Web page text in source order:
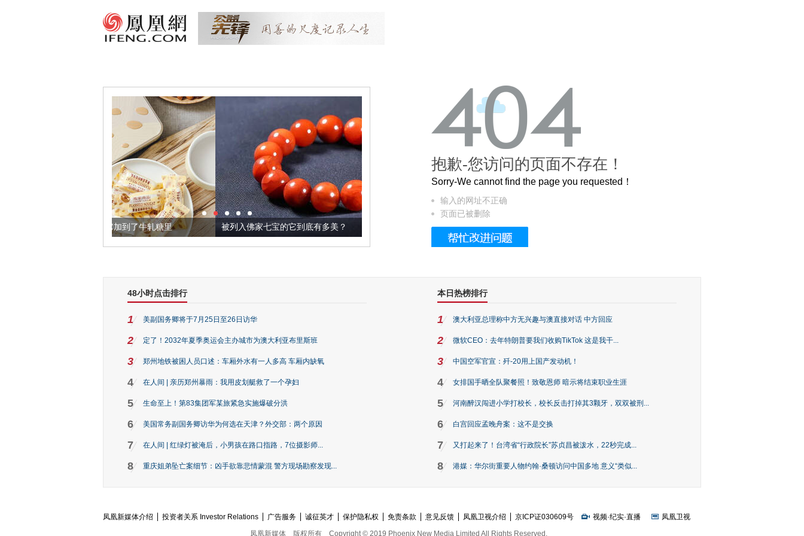
被列入佛家七宝的它到底有多美？ 这个3.2米的长卷，还原了600岁的紫禁城
抱歉-您访问的页面不存在！
Sorry-We cannot find the page you requested！
输入的网址不正确
页面已被删除
48小时点击排行
1 美副国务卿将于7月25日至26日访华
2 定了！2032年夏季奥运会主办城市为澳大利亚布里斯班
3 郑州地铁被困人员口述：车厢外水有一人多高 车厢内缺氧
4 在人间 | 亲历郑州暴雨：我用皮划艇救了一个孕妇
5 生命至上！第83集团军某旅紧急实施爆破分洪
6 美国常务副国务卿访华为何选在天津？外交部：两个原因
7 在人间 | 红绿灯被淹后，小男孩在路口指路，7位摄影师...
8 重庆姐弟坠亡案细节：凶手欲靠悲情蒙混 警方现场勘察发现...
本日热榜排行
1 澳大利亚总理称中方无兴趣与澳直接对话 中方回应
2 微软CEO：去年特朗普要我们收购TikTok 这是我干...
3 中国空军官宣：歼-20用上国产发动机！
4 女排国手晒全队聚餐照！致敬恩师 暗示将结束职业生涯
5 河南醉汉闯进小学打校长，校长反击打掉其3颗牙，双双被刑...
6 白宫回应孟晚舟案：这不是交换
7 又打起来了！台湾省“行政院长”苏贞昌被泼水，22秒完成...
8 港媒：华尔街重要人物约翰·桑顿访问中国多地 意义“类似...
凤凰新媒体介绍 投资者关系 Investor Relations 广告服务 诚征英才 保护隐私权 免责条款 意见反馈 凤凰卫视介绍 京ICP证030609号 视频·纪实·直播
凤凰卫视
凤凰新媒体
版权所有 Copyright © 2019 Phoenix New Media Limited All Rights Reserved.